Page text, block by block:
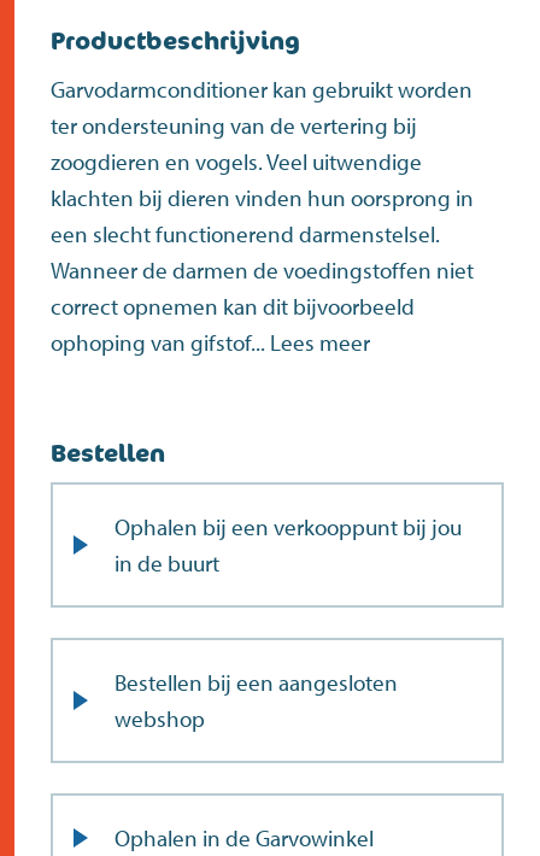
Productbeschrijving
Garvodarmconditioner kan gebruikt worden
ter ondersteuning van de vertering bij
zoogdieren en vogels. Veel uitwendige
klachten bij dieren vinden hun oorsprong in
een slecht functionerend darmenstelsel.
Wanneer de darmen de voedingstoffen niet
correct opnemen kan dit bijvoorbeeld
ophoping van gifstof... Lees meer
Bestellen
Ophalen bij een verkooppunt bij jou
in de buurt
Bestellen bij een aangesloten
webshop
Ophalen in de Garvowinkel